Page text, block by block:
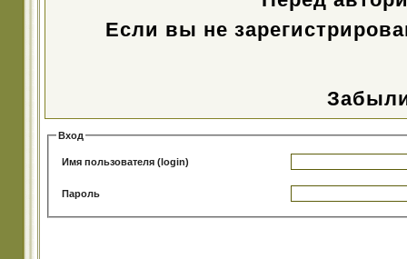
Если вы не
Вход
Имя пользователя (login)
Пароль